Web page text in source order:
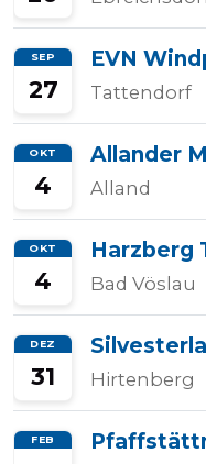
SEP
27
EVN
Tattendorf
OKT
4
Allander
Alland
OKT
4
Harzberg
Bad Vöslau
DEZ
31 Hirtenberg
FEB